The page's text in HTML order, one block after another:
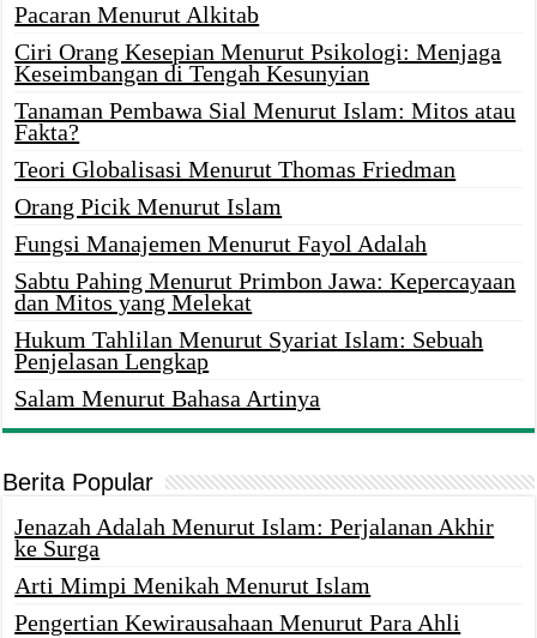
Pacaran Menurut Alkitab
Ciri Orang Kesepian Menurut Psikologi: Menjaga
Keseimbangan di Tengah Kesunyian
Tanaman Pembawa Sial Menurut Islam: Mitos atau
Fakta?
Teori Globalisasi Menurut Thomas Friedman
Orang Picik Menurut Islam
Fungsi Manajemen Menurut Fayol Adalah
Sabtu Pahing Menurut Primbon Jawa: Kepercayaan
dan Mitos yang Melekat
Hukum Tahlilan Menurut Syariat Islam: Sebuah
Penjelasan Lengkap
Salam Menurut Bahasa Artinya
Berita Popular
Jenazah Adalah Menurut Islam: Perjalanan Akhir
ke Surga
Arti Mimpi Menikah Menurut Islam
Pengertian Kewirausahaan Menurut Para Ahli